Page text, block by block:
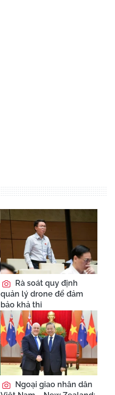
Rà soát quy định
quản lý drone để đảm
bảo khả thi
Ngoại giao nhân dân